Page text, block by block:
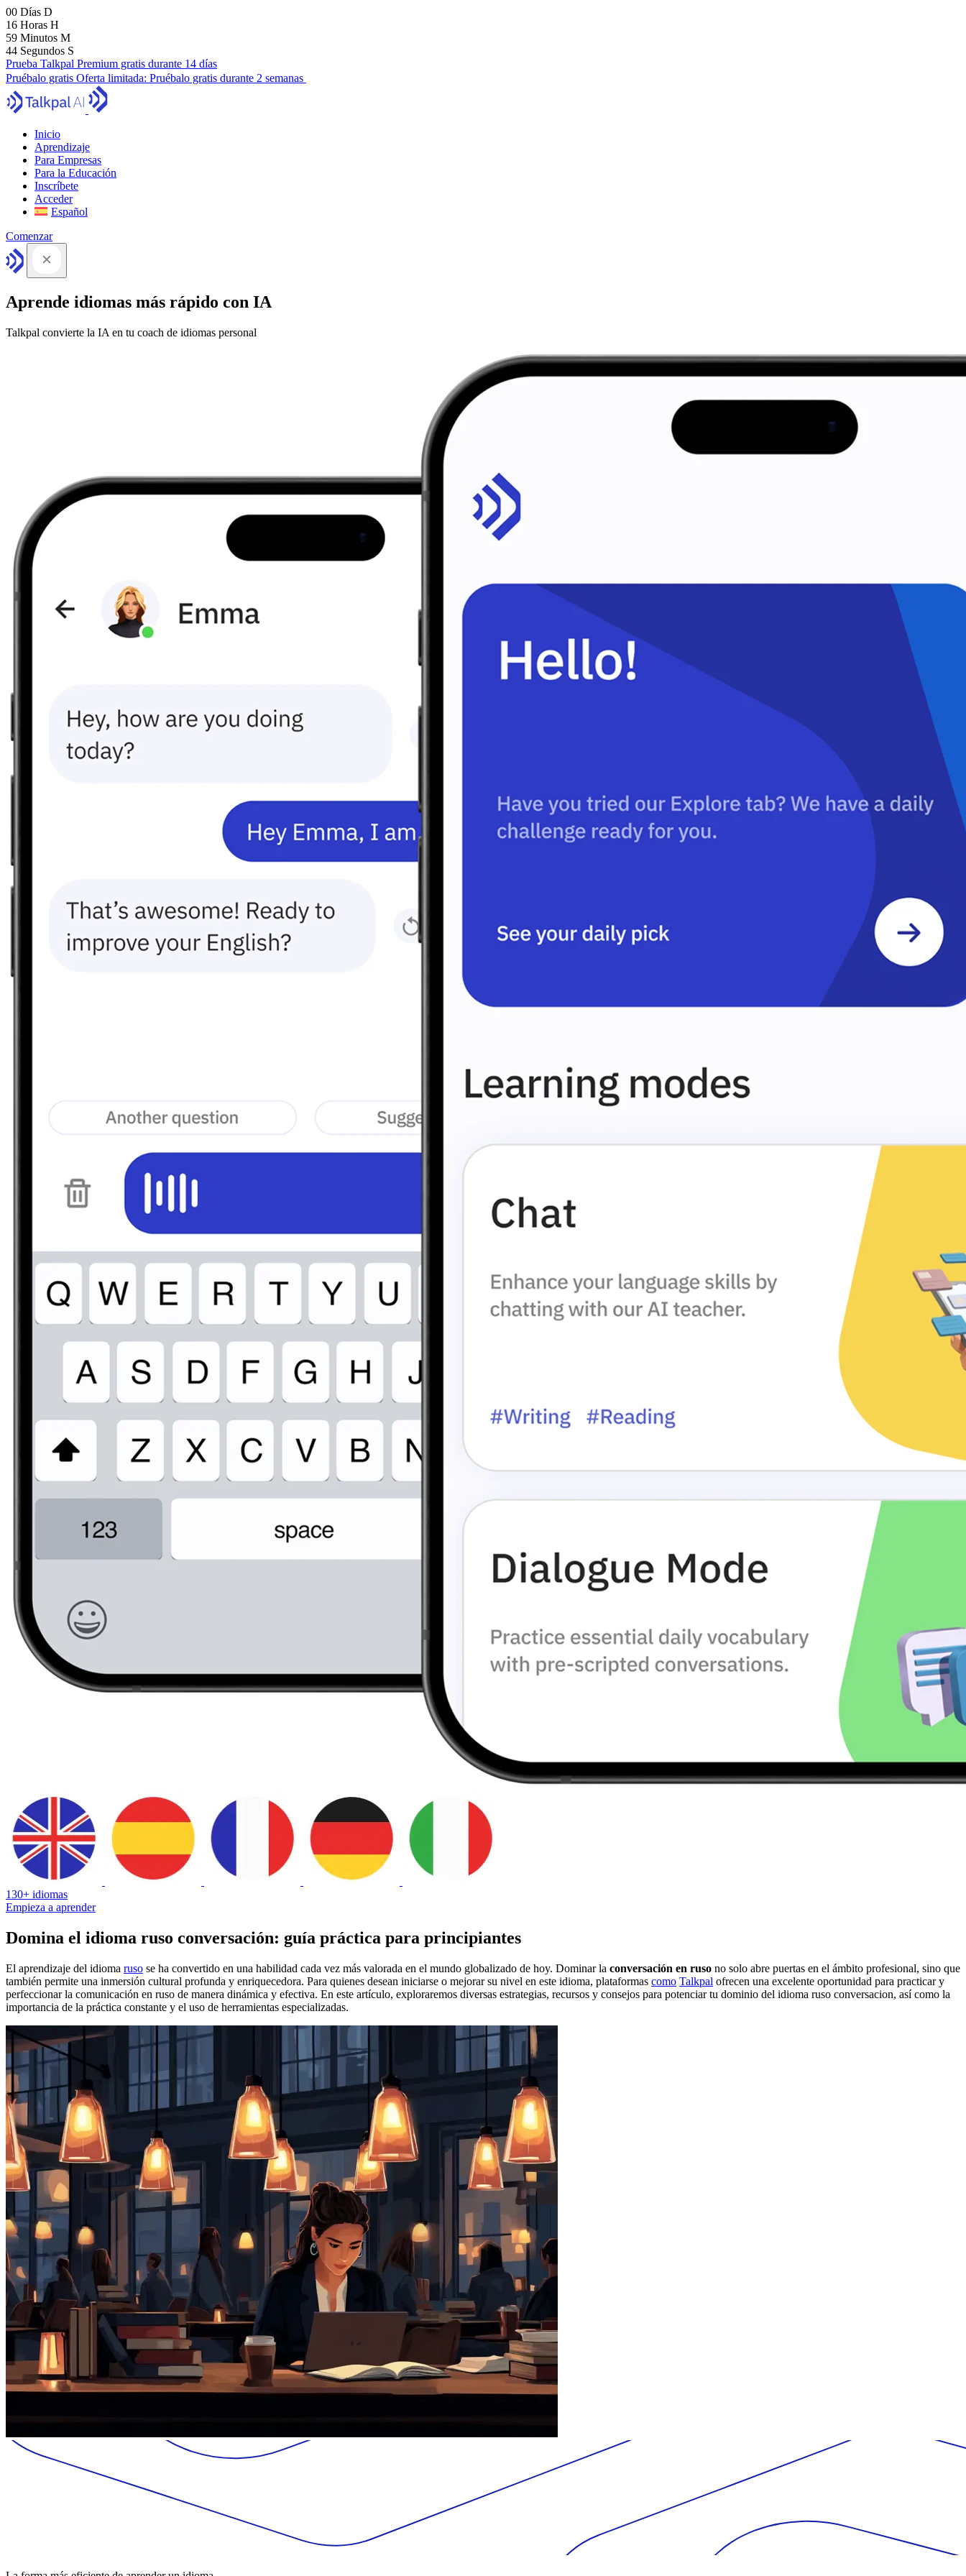
00 Días D
16 Horas H
59 Minutos M
43 Segundos S
Prueba Talkpal Premium gratis durante 14 días
Pruébalo gratis Oferta limitada: Pruébalo gratis durante 2 semanas
Inicio
Aprendizaje
Para Empresas
Para la Educación
Inscríbete
Acceder
Español
Comenzar
Aprende idiomas más rápido con IA
Talkpal convierte la IA en tu coach de idiomas personal
130+ idiomas
Empieza a aprender
Domina el idioma ruso conversación: guía práctica para principiantes
El aprendizaje del idioma ruso se ha convertido en una habilidad cada vez más valorada en el mundo globalizado de hoy. Dominar la conversación en ruso no solo abre puertas en el ámbito profesional, sino que
también permite una inmersión cultural profunda y enriquecedora. Para quienes desean iniciarse o mejorar su nivel en este idioma, plataformas como Talkpal ofrecen una excelente oportunidad para practicar y
perfeccionar la comunicación en ruso de manera dinámica y efectiva. En este artículo, exploraremos diversas estrategias, recursos y consejos para potenciar tu dominio del idioma ruso conversacion, así como la
importancia de la práctica constante y el uso de herramientas especializadas.